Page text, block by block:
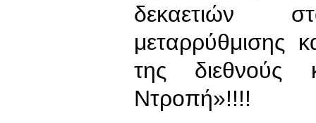
δεκαετιών
μεταρρύθμισης
της διεθνούς
Ντροπή»!!!!